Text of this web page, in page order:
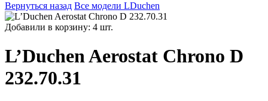
Вернуться назад Все модели LDuchen
Добавили в корзину: 4 шт.
L’Duchen Aerostat Chrono D
232.70.31